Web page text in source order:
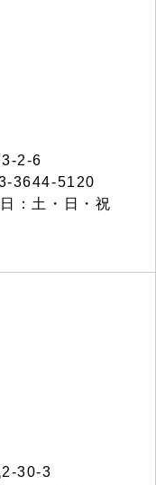
2-6
3644-5120
：土・日・祝
30-3